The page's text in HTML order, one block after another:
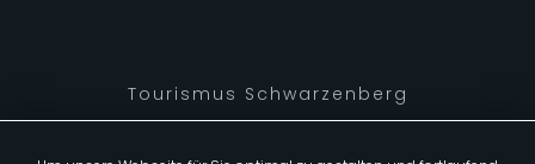
Tourismus Schwarzenberg